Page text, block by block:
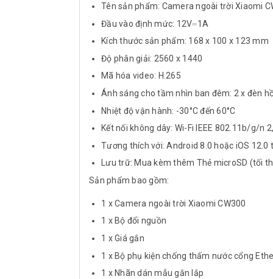
Tên sản phẩm: Camera ngoài trời Xiaomi
Đầu vào định mức: 12V⎓1A
Kích thước sản phẩm: 168 x 100 x 123 mm
Độ phân giải: 2560 x 1440
Mã hóa video: H.265
Ánh sáng cho tầm nhìn ban đêm: 2 x đèn
Nhiệt độ vận hành: -30°C đến 60°C
Kết nối không dây: Wi-Fi IEEE 802.11b/g/n
Tương thích với: Android 8.0 hoặc iOS 12.0
Lưu trữ: Mua kèm thêm Thẻ microSD (tối
Sản phẩm bao gồm:
1 x Camera ngoài trời Xiaomi CW300
1 x Bộ đổi nguồn
1 x Giá gắn
1 x Bộ phụ kiện chống thấm nước cổng
1 x Nhãn dán mẫu gắn lắp